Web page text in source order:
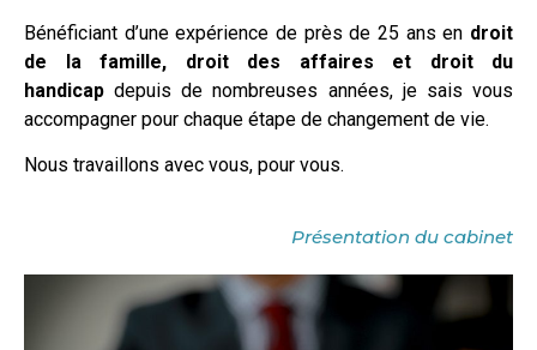
Bénéficiant d’une expérience de près de 25 ans en droit
de la famille, droit des affaires et droit du
handicap depuis de nombreuses années, je sais vous
accompagner pour chaque étape de changement de vie.
Nous travaillons avec vous, pour vous.
Présentation du cabinet